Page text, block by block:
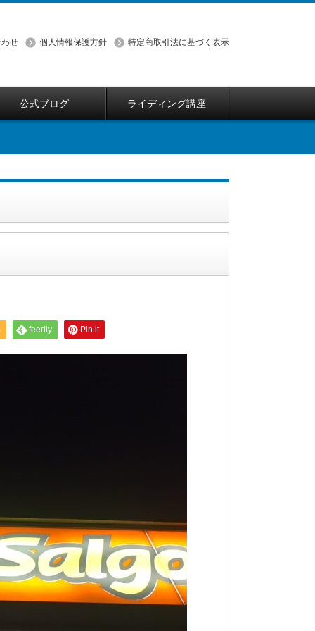
せ 個人情報保護方針 特定商取引法に基づく表示
公式ブログ ライディング講座
feedly Pin it